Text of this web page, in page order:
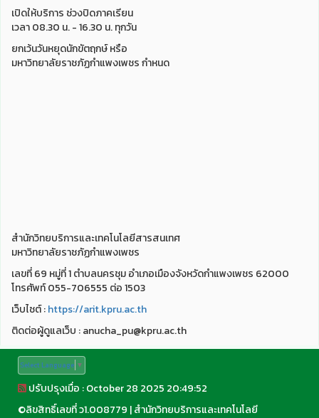
เปิดให้บริการ ช่วงปิดภาคเรียน
เวลา 08.30 น. - 16.30 น. ทุกวัน
ยกเว้นวันหยุดนักขัตฤกษ์ หรือ
มหาวิทยาลัยราชภัฏกำแพงเพชร กำหนด
สำนักวิทยบริการและเทคโนโลยีสารสนเทศ
มหาวิทยาลัยราชภัฏกำแพงเพชร
เลขที่ 69 หมู่ที่ 1 ตำบลนครชุม อำเภอเมืองจังหวัดกำแพงเพชร 62000
โทรศัพท์ 055-706555 ต่อ 1503
เว็บไชต์ :https://arit.kpru.ac.th
ติดต่อผู้ดูแลเว็บ : anucha_pu@kpru.ac.th
Select Language ▼
ปรับปรุงเมื่อ : October 28 2025 20:49:52
©ลิขสิทธิ์เลขที่ ว1.008779 |สำนักวิทยบริการและเทคโนโลยี